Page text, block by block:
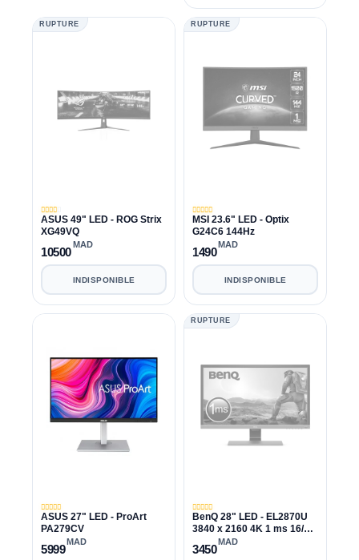
RUPTURE
ASUS 49" LED - ROG Strix
XG49VQ
10500
MAD
INDISPONIBLE
RUPTURE
MSI 23.6" LED - Optix
G24C6 144Hz
1490
MAD
INDISPONIBLE
ASUS 27" LED - ProArt
PA279CV
5999
MAD
RUPTURE
BenQ 28" LED - EL2870U
3840 x 2160 4K 1 ms 16/9
Dalle TN FreeSync HDR -
HDMI 2.0/DisplayPort
3450
MAD